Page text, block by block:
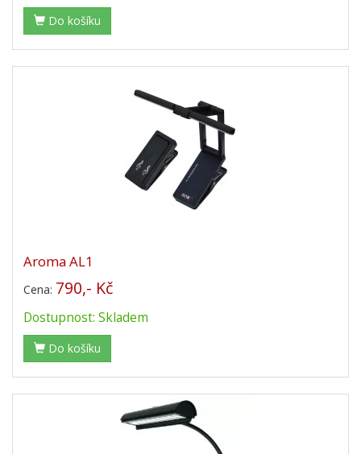
Do košíku
Aroma AL1
Cena: 790,- Kč
Dostupnost: Skladem
Do košíku